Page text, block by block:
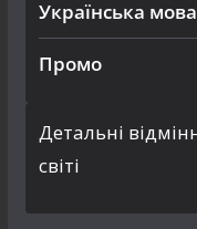
Українська мова
Промо
Детальні
світі